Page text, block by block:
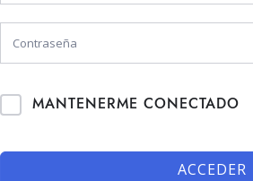
MANTENERME CONECTADO
ACCEDER